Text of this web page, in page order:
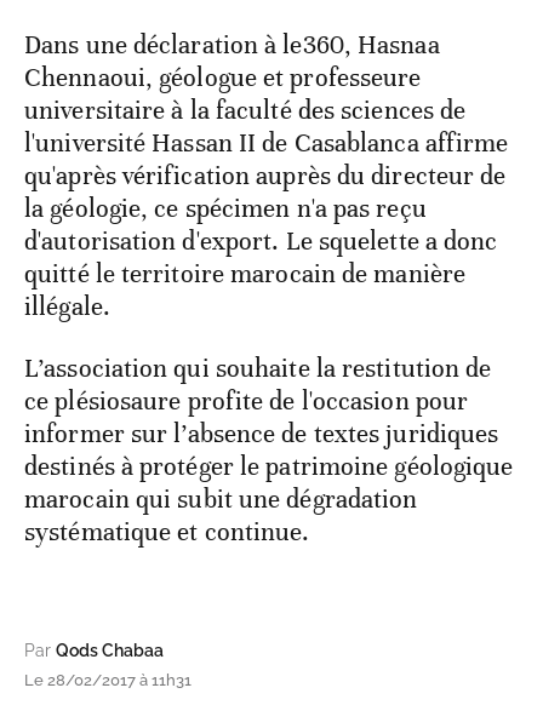
Dans une déclaration à le360, Hasnaa
Chennaoui, géologue et professeure
universitaire à la faculté des sciences de
l'université Hassan II de Casablanca affirme
qu'après vérification auprès du directeur de
la géologie, ce spécimen n'a pas reçu
d'autorisation d'export. Le squelette a donc
quitté le territoire marocain de manière
illégale.
L’association qui souhaite la restitution de
ce plésiosaure profite de l'occasion pour
informer sur l’absence de textes juridiques
destinés à protéger le patrimoine géologique
marocain qui subit une dégradation
systématique et continue.
Par Qods Chabaa
Le 28/02/2017 à 11h31